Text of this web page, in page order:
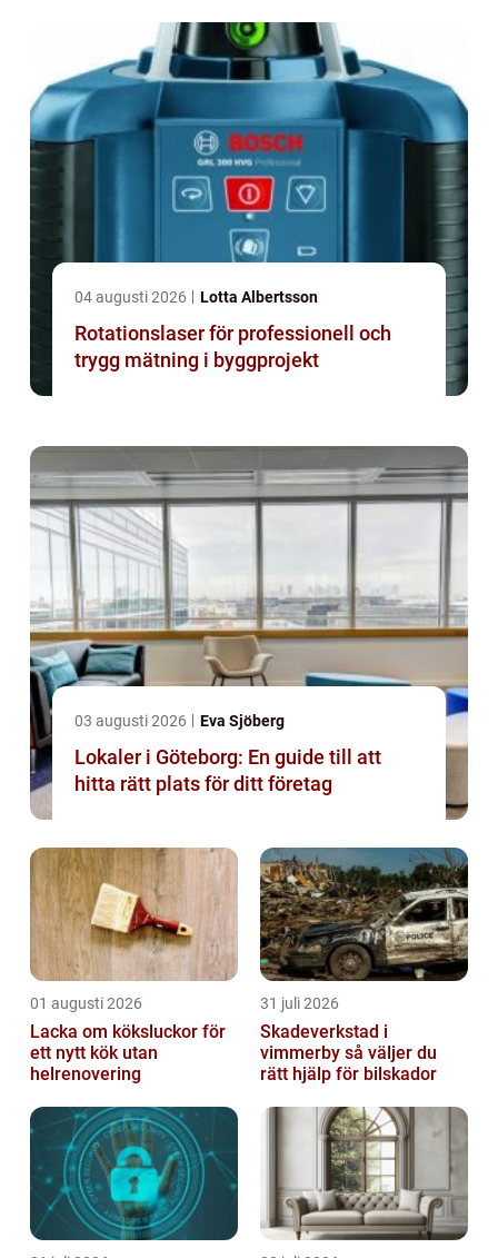
04 augusti 2026 Lotta Albertsson
Rotationslaser för professionell och
trygg mätning i byggprojekt
03 augusti 2026 Eva Sjöberg
Lokaler i Göteborg: En guide till att
hitta rätt plats för ditt företag
01 augusti 2026
Lacka om köksluckor för
ett nytt kök utan
helrenovering
31 juli 2026
Skadeverkstad i
vimmerby så väljer du
rätt hjälp för bilskador